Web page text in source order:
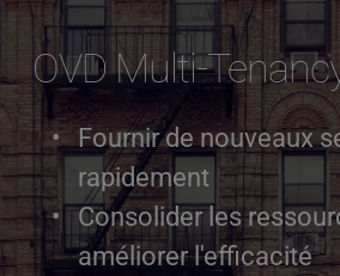
OVD Multi-
Fournir de nouveaux
rapidement
Consolider les
améliorer l'efficacité